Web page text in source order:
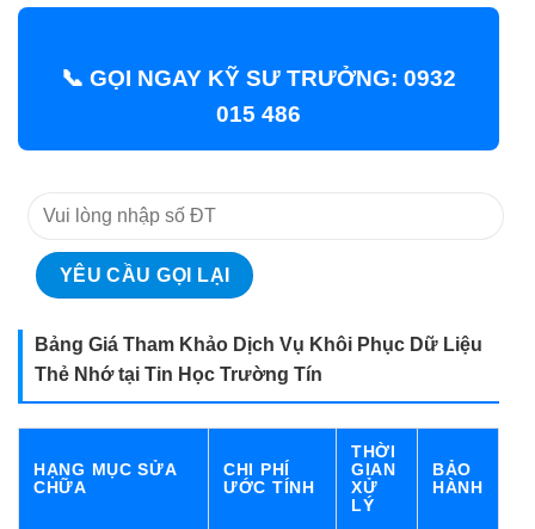
📞 GỌI NGAY KỸ SƯ TRƯỞNG: 0932
015 486
Bảng Giá Tham Khảo Dịch Vụ Khôi Phục Dữ Liệu
Thẻ Nhớ tại Tin Học Trường Tín
HẠNG MỤC SỬA
CHỮA
CHI PHÍ
ƯỚC TÍNH
THỜI
GIAN
XỬ
LÝ
BẢO
HÀNH